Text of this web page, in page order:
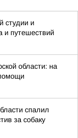
студии и
и путешествий
области: на
спалил
за собаку